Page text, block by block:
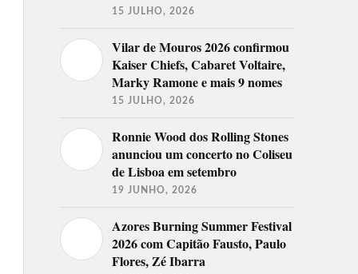
15 JULHO, 2026
Vilar de Mouros 2026 confirmou
Kaiser Chiefs, Cabaret Voltaire,
Marky Ramone e mais 9 nomes
15 JULHO, 2026
Ronnie Wood dos Rolling Stones
anunciou um concerto no Coliseu
de Lisboa em setembro
19 JUNHO, 2026
Azores Burning Summer Festival
2026 com Capitão Fausto, Paulo
Flores, Zé Ibarra